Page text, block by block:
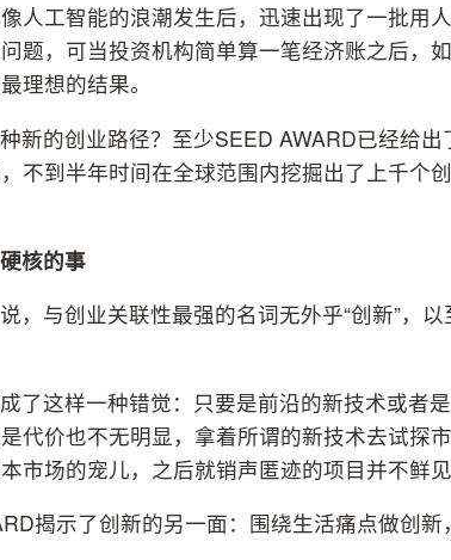
人工智能的浪潮发生后，迅速出现了一批用
题，可当投资机构简单算一笔经济账之后，
理想的结果。
新的创业路径？至少SEED AWARD已经给
不到半年时间在全球范围内挖掘出了上千个
核的事
，与创业关联性最强的名词无外乎“创新”，
了这样一种错觉：只要是前沿的新技术或者
代价也不无明显，拿着所谓的新技术去试探
市场的宠儿，之后就销声匿迹的项目并不鲜见
揭示了创新的另一面：围绕生活痛点做创新